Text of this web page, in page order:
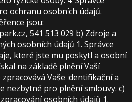
ochranu osobních údajů.
jsou:
541 513 029 b) Zdroje a
osobních údajů 1. Správce
které jste mu poskytl a osobní
na základě plnění Vaší
zpracovává Vaše identifikační a
nezbytné pro plnění smlouvy. c)
osobních údajů 1.